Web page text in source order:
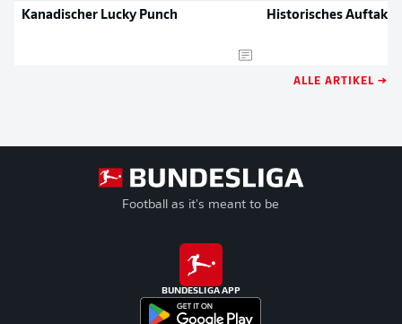
Kanadischer Lucky Punch Historisches
ALLE ARTIKEL →
Football as it's meant to be
BUNDESLIGA APP